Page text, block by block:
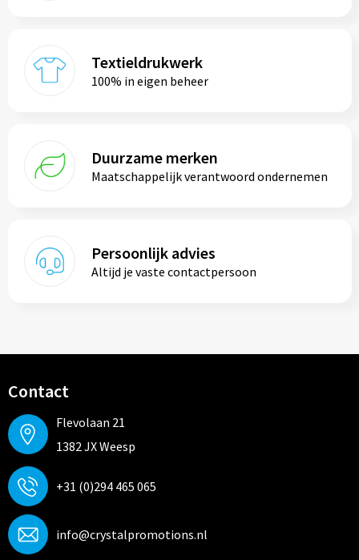
Textieldrukwerk
100% in eigen beheer
Duurzame merken
Maatschappelijk verantwoord ondernemen
Persoonlijk advies
Altijd je vaste contactpersoon
Contact
Flevolaan 21
1382 JX Weesp
+31 (0)294 465 065
info@crystalpromotions.nl